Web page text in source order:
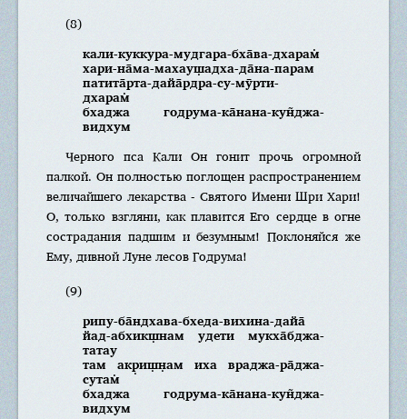
(8)
кали-куккура-мудгара-бха̄ва-дхарам̇
хари-на̄ма-махауш̣адха-да̄на-парам
патита̄рта-дайа̄рдра-су-мӯрти-
дхарам̇
бхаджа годрума-ка̄нана-кун̃джа-
видхум
Черного пса Кали Он гонит прочь огромной
палкой. Он полностью поглощен распространением
величайшего лекарства - Святого Имени Шри Хари!
О, только взгляни, как плавится Его сердце в огне
сострадания падшим и безумным! Поклоняйся же
Ему, дивной Луне лесов Годрума!
(9)
рипу-ба̄ндхава-бхеда-вихина-дайа̄
йад-абхикш̣нам удети мукха̄бджа-
татау
там акр̣иш̣н̣ам иха враджа-ра̄джа-
сутам̇
бхаджа годрума-ка̄нана-кун̃джа-
видхум